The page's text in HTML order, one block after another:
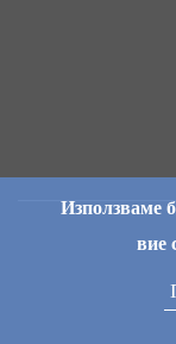
Използваме
вие